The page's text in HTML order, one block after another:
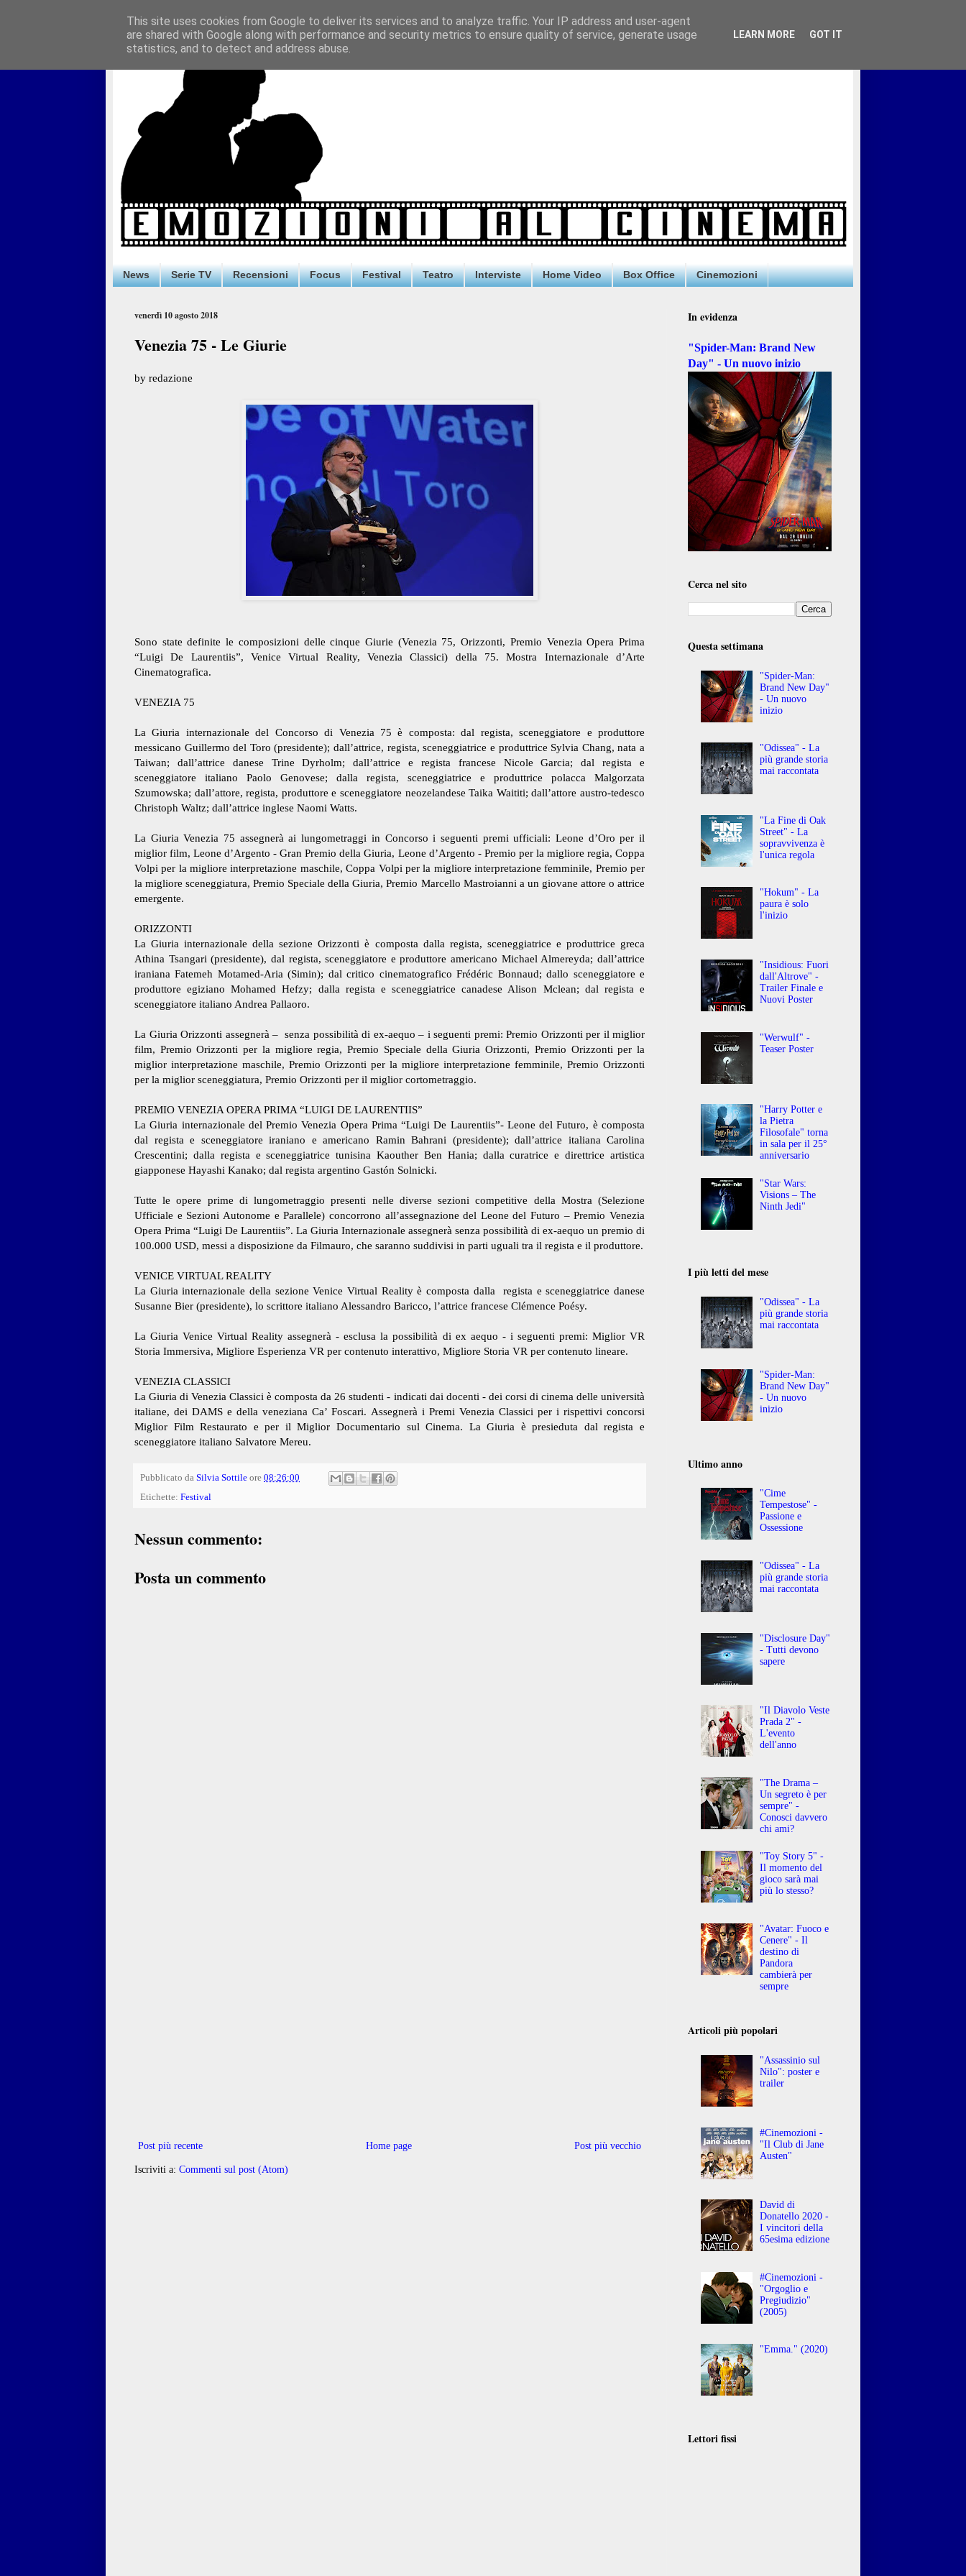
News Serie TV Recensioni Focus Festival Teatro Interviste Home Video Box Office Cinemozioni
venerdì 10 agosto 2018
Venezia 75 - Le Giurie
by redazione
Sono state definite le composizioni delle cinque Giurie (Venezia 75, Orizzonti, Premio Venezia Opera Prima
“Luigi De Laurentiis”, Venice Virtual Reality, Venezia Classici) della 75. Mostra Internazionale d’Arte
Cinematografica.
VENEZIA 75
La Giuria internazionale del Concorso di Venezia 75 è composta: dal regista, sceneggiatore e produttore
messicano Guillermo del Toro (presidente); dall’attrice, regista, sceneggiatrice e produttrice Sylvia Chang, nata a
Taiwan; dall’attrice danese Trine Dyrholm; dall’attrice e regista francese Nicole Garcia; dal regista e
sceneggiatore italiano Paolo Genovese; dalla regista, sceneggiatrice e produttrice polacca Malgorzata
Szumowska; dall’attore, regista, produttore e sceneggiatore neozelandese Taika Waititi; dall’attore austro-tedesco
Christoph Waltz; dall’attrice inglese Naomi Watts.
La Giuria Venezia 75 assegnerà ai lungometraggi in Concorso i seguenti premi ufficiali: Leone d’Oro per il
miglior film, Leone d’Argento - Gran Premio della Giuria, Leone d’Argento - Premio per la migliore regia, Coppa
Volpi per la migliore interpretazione maschile, Coppa Volpi per la migliore interpretazione femminile, Premio per
la migliore sceneggiatura, Premio Speciale della Giuria, Premio Marcello Mastroianni a un giovane attore o attrice
emergente.
ORIZZONTI
La Giuria internazionale della sezione Orizzonti è composta dalla regista, sceneggiatrice e produttrice greca
Athina Tsangari (presidente), dal regista, sceneggiatore e produttore americano Michael Almereyda; dall’attrice
iraniana Fatemeh Motamed-Aria (Simin); dal critico cinematografico Frédéric Bonnaud; dallo sceneggiatore e
produttore egiziano Mohamed Hefzy; dalla regista e sceneggiatrice canadese Alison Mclean; dal regista e
sceneggiatore italiano Andrea Pallaoro.
La Giuria Orizzonti assegnerà – senza possibilità di ex-aequo – i seguenti premi: Premio Orizzonti per il miglior
film, Premio Orizzonti per la migliore regia, Premio Speciale della Giuria Orizzonti, Premio Orizzonti per la
miglior interpretazione maschile, Premio Orizzonti per la migliore interpretazione femminile, Premio Orizzonti
per la miglior sceneggiatura, Premio Orizzonti per il miglior cortometraggio.
PREMIO VENEZIA OPERA PRIMA “LUIGI DE LAURENTIIS”
La Giuria internazionale del Premio Venezia Opera Prima “Luigi De Laurentiis”- Leone del Futuro, è composta
dal regista e sceneggiatore iraniano e americano Ramin Bahrani (presidente); dall’attrice italiana Carolina
Crescentini; dalla regista e sceneggiatrice tunisina Kaouther Ben Hania; dalla curatrice e direttrice artistica
giapponese Hayashi Kanako; dal regista argentino Gastón Solnicki.
Tutte le opere prime di lungometraggio presenti nelle diverse sezioni competitive della Mostra (Selezione
Ufficiale e Sezioni Autonome e Parallele) concorrono all’assegnazione del Leone del Futuro – Premio Venezia
Opera Prima “Luigi De Laurentiis”. La Giuria Internazionale assegnerà senza possibilità di ex-aequo un premio di
100.000 USD, messi a disposizione da Filmauro, che saranno suddivisi in parti uguali tra il regista e il produttore.
VENICE VIRTUAL REALITY
La Giuria internazionale della sezione Venice Virtual Reality è composta dalla regista e sceneggiatrice danese
Susanne Bier (presidente), lo scrittore italiano Alessandro Baricco, l’attrice francese Clémence Poésy.
La Giuria Venice Virtual Reality assegnerà - esclusa la possibilità di ex aequo - i seguenti premi: Miglior VR
Storia Immersiva, Migliore Esperienza VR per contenuto interattivo, Migliore Storia VR per contenuto lineare.
VENEZIA CLASSICI
La Giuria di Venezia Classici è composta da 26 studenti - indicati dai docenti - dei corsi di cinema delle università
italiane, dei DAMS e della veneziana Ca’ Foscari. Assegnerà i Premi Venezia Classici per i rispettivi concorsi
Miglior Film Restaurato e per il Miglior Documentario sul Cinema. La Giuria è presieduta dal regista e
sceneggiatore italiano Salvatore Mereu.
Pubblicato da Silvia Sottile ore 08:26:00
Etichette: Festival
Nessun commento:
Posta un commento
Post più recente Post più vecchio
Home page
Iscriviti a: Commenti sul post (Atom)
In evidenza
"Spider-Man: Brand New
Day" - Un nuovo inizio
Cerca nel sito
Questa settimana
"Spider-Man:
Brand New Day"
- Un nuovo
inizio
"Odissea" - La
più grande storia
mai raccontata
"La Fine di Oak
Street" - La
sopravvivenza è
l'unica regola
"Hokum" - La
paura è solo
l'inizio
"Insidious: Fuori
dall'Altrove" -
Trailer Finale e
Nuovi Poster
"Werwulf" -
Teaser Poster
"Harry Potter e
la Pietra
Filosofale" torna
in sala per il 25°
anniversario
"Star Wars:
Visions – The
Ninth Jedi"
I più letti del mese
"Odissea" - La
più grande storia
mai raccontata
"Spider-Man:
Brand New Day"
- Un nuovo
inizio
Ultimo anno
"Cime
Tempestose" -
Passione e
Ossessione
"Odissea" - La
più grande storia
mai raccontata
"Disclosure Day"
- Tutti devono
sapere
"Il Diavolo Veste
Prada 2" -
L'evento
dell'anno
"The Drama –
Un segreto è per
sempre" -
Conosci davvero
chi ami?
"Toy Story 5" -
Il momento del
gioco sarà mai
più lo stesso?
"Avatar: Fuoco e
Cenere" - Il
destino di
Pandora
cambierà per
sempre
Articoli più popolari
"Assassinio sul
Nilo": poster e
trailer
#Cinemozioni -
"Il Club di Jane
Austen"
David di
Donatello 2020 -
I vincitori della
65esima edizione
#Cinemozioni -
"Orgoglio e
Pregiudizio"
(2005)
"Emma." (2020)
Lettori fissi
This site uses cookies from Google to deliver its services and to analyze traffic. Your IP address and user-agent
are shared with Google along with performance and security metrics to ensure quality of service, generate usage
statistics, and to detect and address abuse.
LEARN MORE GOT IT